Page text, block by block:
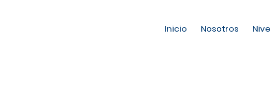
Inicio Nosotros